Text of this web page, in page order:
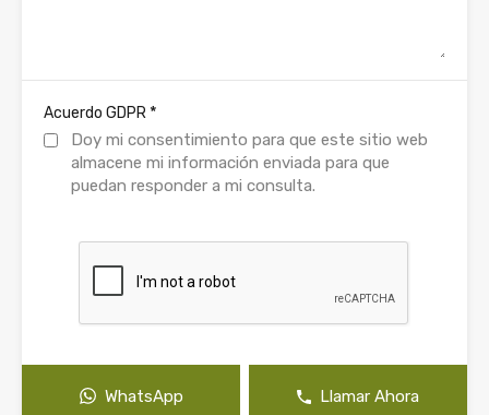
Acuerdo GDPR *
Doy mi consentimiento para que este sitio web
almacene mi información enviada para que
puedan responder a mi consulta.
WhatsApp Llamar Ahora